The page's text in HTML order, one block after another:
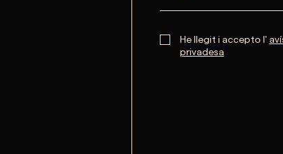
He llegit i accepto l'
privadesa